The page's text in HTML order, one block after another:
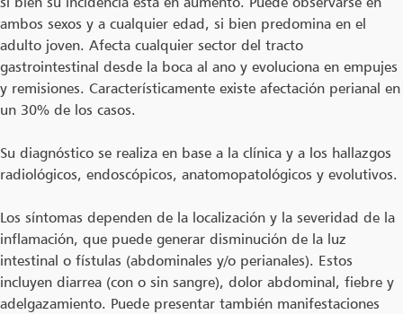
ambos sexos y a cualquier edad, si bien predomina en el
adulto joven. Afecta cualquier sector del tracto
gastrointestinal desde la boca al ano y evoluciona en empujes
y remisiones. Característicamente existe afectación perianal en
un 30% de los casos.
Su diagnóstico se realiza en base a la clínica y a los hallazgos
radiológicos, endoscópicos, anatomopatológicos y evolutivos.
Los síntomas dependen de la localización y la severidad de la
inflamación, que puede generar disminución de la luz
intestinal o fístulas (abdominales y/o perianales). Estos
incluyen diarrea (con o sin sangre), dolor abdominal, fiebre y
adelgazamiento. Puede presentar también manifestaciones